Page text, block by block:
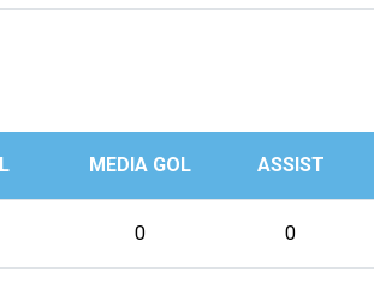
MEDIA GOL ASSIST
0 0